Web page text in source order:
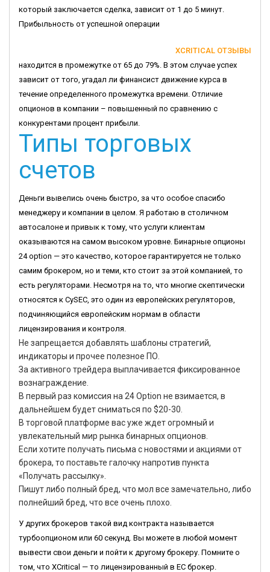
который заключается сделка, зависит от 1 до 5 минут.
Прибыльность от успешной операции
XCRITICAL ОТЗЫВЫ
находится в промежутке от 65 до 79%. В этом случае успех
зависит от того, угадал ли финансист движение курса в
течение определенного промежутка времени. Отличие
опционов в компании – повышенный по сравнению с
конкурентами процент прибыли.
Типы торговых
счетов
Деньги вывелись очень быстро, за что особое спасибо
менеджеру и компании в целом. Я работаю в столичном
автосалоне и привык к тому, что услуги клиентам
оказываются на самом высоком уровне. Бинарные опционы
24 option — это качество, которое гарантируется не только
самим брокером, но и теми, кто стоит за этой компанией, то
есть регуляторами. Несмотря на то, что многие скептически
относятся к CySEC, это один из европейских регуляторов,
подчиняющийся европейским нормам в области
лицензирования и контроля.
Не запрещается добавлять шаблоны стратегий,
индикаторы и прочее полезное ПО.
За активного трейдера выплачивается фиксированное
вознаграждение.
В первый раз комиссия на 24 Option не взимается, в
дальнейшем будет сниматься по $20-30.
В торговой платформе вас уже ждет огромный и
увлекательный мир рынка бинарных опционов.
Если хотите получать письма с новостями и акциями от
брокера, то поставьте галочку напротив пункта
«Получать рассылку».
Пишут либо полный бред, что мол все замечательно, либо
полнейший бред, что все очень плохо.
У других брокеров такой вид контракта называется
турбоопционом или 60 секунд. Вы можете в любой момент
вывести свои деньги и пойти к другому брокеру. Помните о
том, что XCritical — то лицензированный в ЕС брокер.